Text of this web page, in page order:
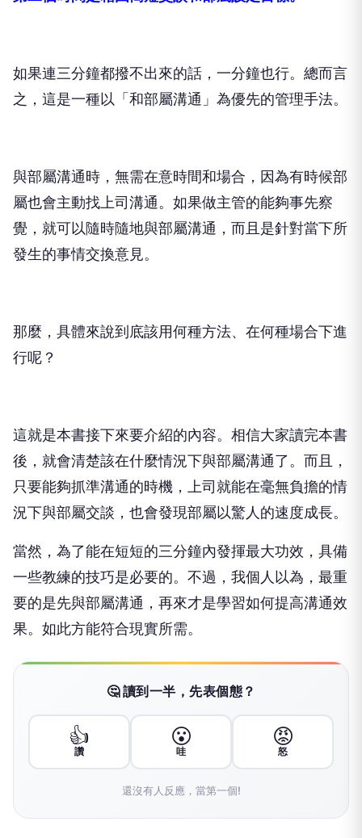
如果連三分鐘都撥不出來的話，一分鐘也行。總而言
之，這是一種以「和部屬溝通」為優先的管理手法。
與部屬溝通時，無需在意時間和場合，因為有時候部
屬也會主動找上司溝通。如果做主管的能夠事先察
覺，就可以隨時隨地與部屬溝通，而且是針對當下所
發生的事情交換意見。
那麼，具體來說到底該用何種方法、在何種場合下進
行呢？
這就是本書接下來要介紹的內容。相信大家讀完本書
後，就會清楚該在什麼情況下與部屬溝通了。而且，
只要能夠抓準溝通的時機，上司就能在毫無負擔的情
況下與部屬交談，也會發現部屬以驚人的速度成長。
當然，為了能在短短的三分鐘內發揮最大功效，具備
一些教練的技巧是必要的。不過，我個人以為，最重
要的是先與部屬溝通，再來才是學習如何提高溝通效
果。如此方能符合現實所需。
🤔 讀到一半，先表個態？
👍
讚
😮
哇
😡
怒
還沒有人反應，當第一個!